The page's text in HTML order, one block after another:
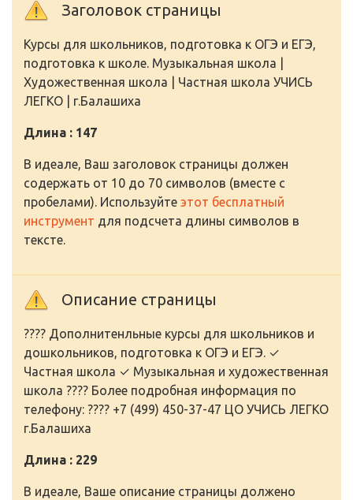
Заголовок страницы
Курсы для школьников, подготовка к ОГЭ и ЕГЭ,
подготовка к школе. Музыкальная школа |
Художественная школа | Частная школа УЧИСЬ
ЛЕГКО | г.Балашиха
Длина : 147
В идеале, Ваш заголовок страницы должен
содержать от 10 до 70 символов (вместе с
пробелами). Используйте этот бесплатный
инструмент для подсчета длины символов в
тексте.
Описание страницы
???? Дополнитенльные курсы для школьников и
дошкольников, подготовка к ОГЭ и ЕГЭ. ✓
Частная школа ✓ Музыкальная и художественная
школа ???? Более подробная информация по
телефону: ???? +7 (499) 450-37-47 ЦО УЧИСЬ ЛЕГКО
г.Балашиха
Длина : 229
В идеале, Ваше описание страницы должено